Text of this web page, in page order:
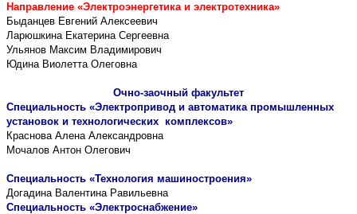
Направление «Электроэнергетика и электротехника»
Быданцев Евгений Алексеевич
Ларюшкина Екатерина Сергеевна
Ульянов Максим Владимирович
Юдина Виолетта Олеговна
Очно-заочный факультет
Специальность «Электропривод и автоматика промышленных
установок и технологических комплексов»
Краснова Алена Александровна
Мочалов Антон Олегович
Специальность «Технология машиностроения»
Догадина Валентина Равильевна
Специальность «Электроснабжение»